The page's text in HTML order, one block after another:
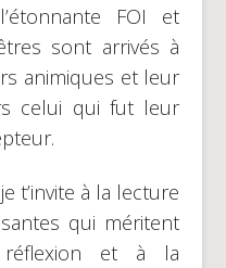
FOI et
sont arrivés à
animiques et leur
celui qui fut leur
t’invite à la lecture
qui méritent
et à la